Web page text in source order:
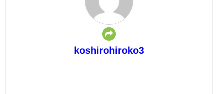
koshirohiroko3